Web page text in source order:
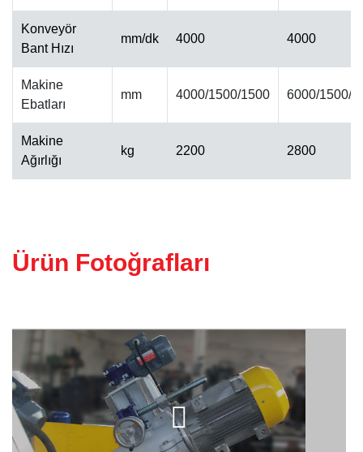
ALINPAH CILA MAKINESI
KALIBRE MAKINESI
Konveyör
Bant Hızı
mm/dk 4000 4000
Makine
Ebatları
mm 4000/1500/1500 6000/1500/
Makine
Ağırlığı
kg 2200 2800
Ürün Fotoğrafları